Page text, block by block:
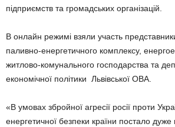
підприємств та громадських організацій.
В онлайн режимі взяли участь
паливно-енергетичного комплексу,
житлово-комунального господарства та
економічної політики Львівської ОВА.
«В умовах збройної агресії росії проти
енергетичної безпеки країни постало дуже